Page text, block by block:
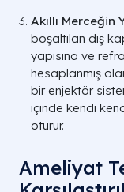
Akıllı Merceğin
boşaltılan dış
yapısına ve
hesaplanmış
bir enjektör
içinde kendi
oturur.
Ameliyat